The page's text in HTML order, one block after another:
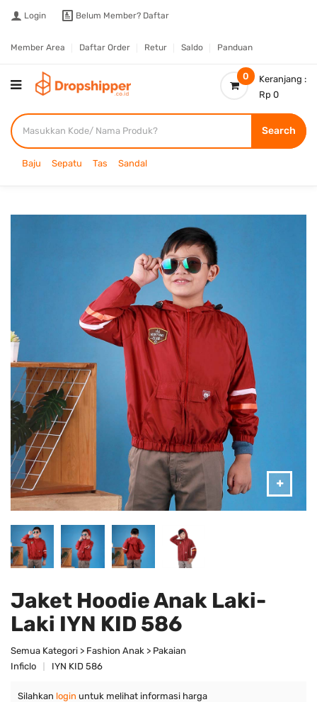
Login Belum Member? Daftar
Member Area Daftar Order Retur Saldo Panduan
0
Keranjang :
Rp 0
Search
Baju Sepatu Tas Sandal
Jaket Hoodie Anak Laki-
Laki IYN KID 586
Semua Kategori > Fashion Anak > Pakaian
Inficlo
IYN KID 586
Silahkan login untuk melihat informasi harga